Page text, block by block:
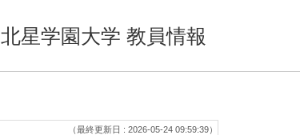
北星学園大学 教員情報
（最終更新日 : 2026-05-24 09:59:39）